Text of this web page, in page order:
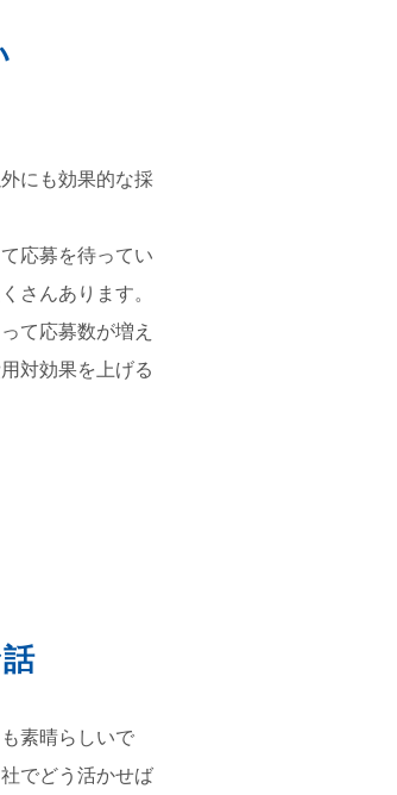
にも効果的な採
応募を待ってい
さんあります。
て応募数が増え
対効果を上げる
素晴らしいで
でどう活かせば